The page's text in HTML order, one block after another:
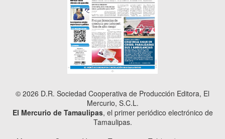
© 2026 D.R. Sociedad Cooperativa de Producción Editora, El
Mercurio, S.C.L.
El Mercurio de Tamaulipas, el primer periódico electrónico de
Tamaulipas.